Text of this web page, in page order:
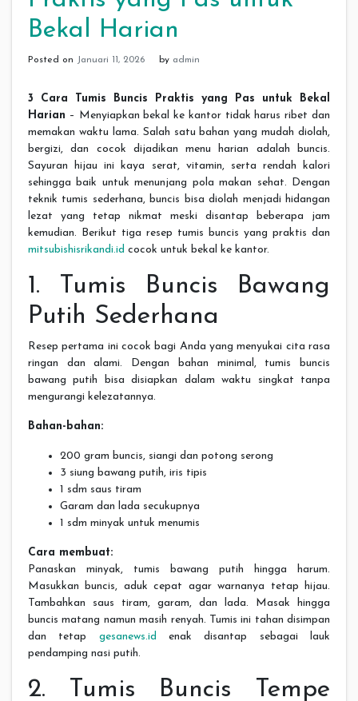
Bekal Harian
Posted on Januari 11, 2026 by admin
3 Cara Tumis Buncis Praktis yang Pas untuk Bekal
Harian – Menyiapkan bekal ke kantor tidak harus ribet dan
memakan waktu lama. Salah satu bahan yang mudah diolah,
bergizi, dan cocok dijadikan menu harian adalah buncis.
Sayuran hijau ini kaya serat, vitamin, serta rendah kalori
sehingga baik untuk menunjang pola makan sehat. Dengan
teknik tumis sederhana, buncis bisa diolah menjadi hidangan
lezat yang tetap nikmat meski disantap beberapa jam
kemudian. Berikut tiga resep tumis buncis yang praktis dan
mitsubishisrikandi.id cocok untuk bekal ke kantor.
1. Tumis Buncis Bawang
Putih Sederhana
Resep pertama ini cocok bagi Anda yang menyukai cita rasa
ringan dan alami. Dengan bahan minimal, tumis buncis
bawang putih bisa disiapkan dalam waktu singkat tanpa
mengurangi kelezatannya.
Bahan-bahan:
200 gram buncis, siangi dan potong serong
3 siung bawang putih, iris tipis
1 sdm saus tiram
Garam dan lada secukupnya
1 sdm minyak untuk menumis
Cara membuat:
Panaskan minyak, tumis bawang putih hingga harum.
Masukkan buncis, aduk cepat agar warnanya tetap hijau.
Tambahkan saus tiram, garam, dan lada. Masak hingga
buncis matang namun masih renyah. Tumis ini tahan disimpan
dan tetap gesanews.id
enak disantap sebagai lauk
pendamping nasi putih.
2. Tumis Buncis Tempe